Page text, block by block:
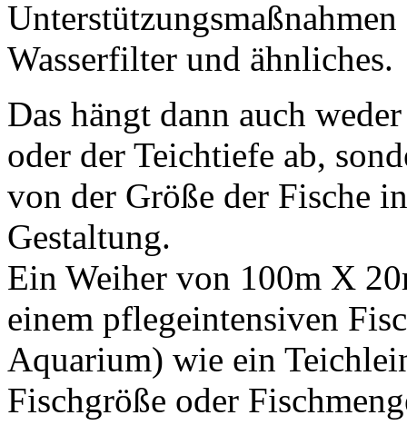
Wasserfilter und ähnliches.
Das hängt dann auch
oder der Teichtiefe ab,
von der Größe der Fische
Gestaltung.
Ein Weiher von 100m X
einem pflegeintensiven
Aquarium) wie ein
Fischgröße oder